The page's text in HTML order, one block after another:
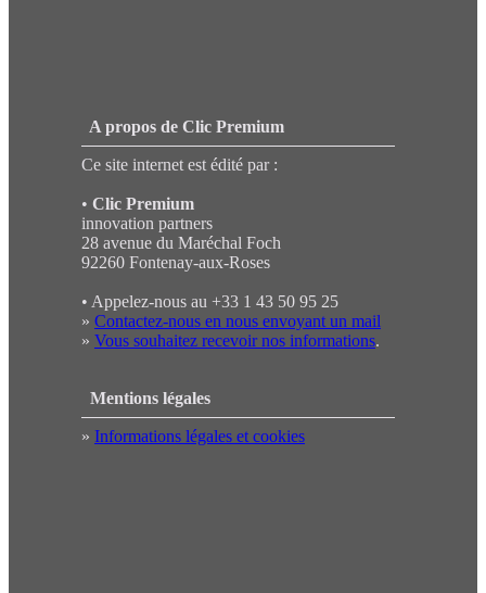
A propos de Clic Premium
Ce site internet est édité par :
• Clic Premium
innovation partners
28 avenue du Maréchal Foch
92260 Fontenay-aux-Roses
• Appelez-nous au +33 1 43 50 95 25
» Contactez-nous en nous envoyant un mail
» Vous souhaitez recevoir nos informations.
Mentions légales
» Informations légales et cookies